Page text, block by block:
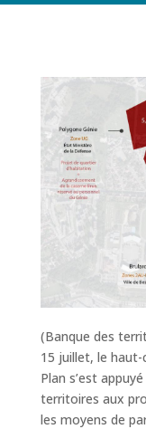
(Banque des
15 juillet, le
Plan s’est
territoires aux
les moyens de